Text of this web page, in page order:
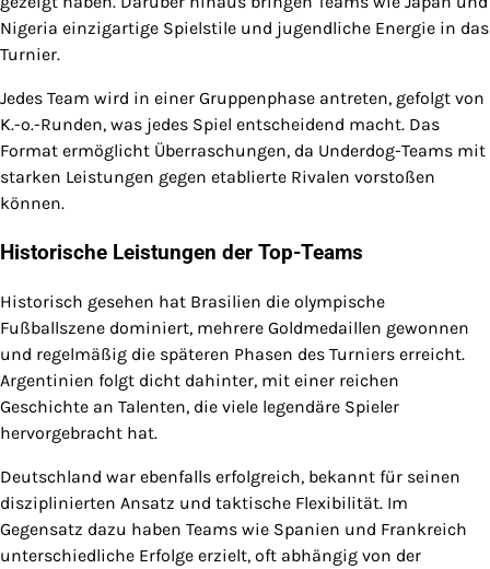
Nigeria einzigartige Spielstile und jugendliche Energie in das
Turnier.
Jedes Team wird in einer Gruppenphase antreten, gefolgt von
K.-o.-Runden, was jedes Spiel entscheidend macht. Das
Format ermöglicht Überraschungen, da Underdog-Teams mit
starken Leistungen gegen etablierte Rivalen vorstoßen
können.
Historische Leistungen der Top-Teams
Historisch gesehen hat Brasilien die olympische
Fußballszene dominiert, mehrere Goldmedaillen gewonnen
und regelmäßig die späteren Phasen des Turniers erreicht.
Argentinien folgt dicht dahinter, mit einer reichen
Geschichte an Talenten, die viele legendäre Spieler
hervorgebracht hat.
Deutschland war ebenfalls erfolgreich, bekannt für seinen
disziplinierten Ansatz und taktische Flexibilität. Im
Gegensatz dazu haben Teams wie Spanien und Frankreich
unterschiedliche Erfolge erzielt, oft abhängig von der